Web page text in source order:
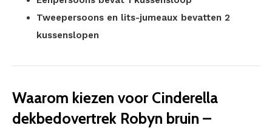
Tweepersoons en lits-jumeaux bevatten 2
kussenslopen
Waarom kiezen voor Cinderella
dekbedovertrek Robyn bruin –